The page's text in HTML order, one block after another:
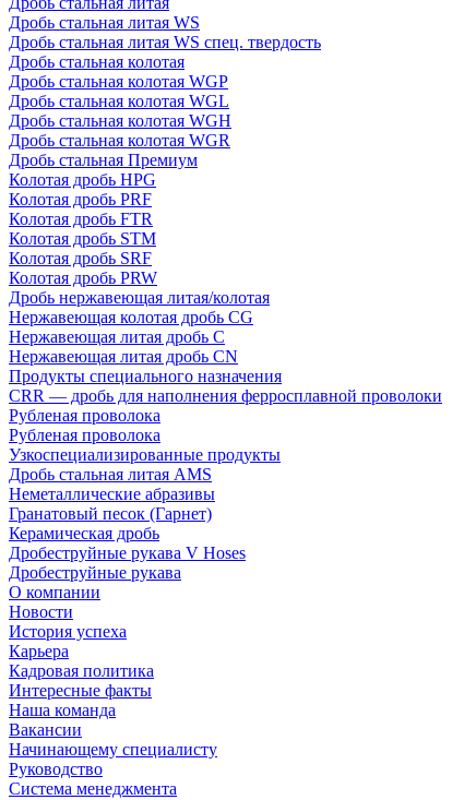
Дробь стальная литая WS
Дробь стальная литая WS спец. твердость
Дробь стальная колотая
Дробь стальная колотая WGP
Дробь стальная колотая WGL
Дробь стальная колотая WGH
Дробь стальная колотая WGR
Дробь стальная Премиум
Колотая дробь HPG
Колотая дробь PRF
Колотая дробь FTR
Колотая дробь STM
Колотая дробь SRF
Колотая дробь PRW
Дробь нержавеющая литая/колотая
Нержавеющая колотая дробь CG
Нержавеющая литая дробь C
Нержавеющая литая дробь CN
Продукты специального назначения
CRR — дробь для наполнения ферросплавной проволоки
Рубленая проволока
Рубленая проволока
Узкоспециализированные продукты
Дробь стальная литая AMS
Неметаллические абразивы
Гранатовый песок (Гарнет)
Керамическая дробь
Дробеструйные рукава V Hoses
Дробеструйные рукава
О компании
Новости
История успеха
Карьера
Кадровая политика
Интересные факты
Наша команда
Вакансии
Начинающему специалисту
Руководство
Система менеджмента